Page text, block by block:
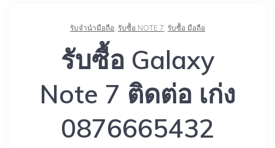
รับจำนำมือถือ, รับซื้อ NOTE 7, รับซื้อ มือถือ
รับซื้อ Galaxy
Note 7 ติดต่อ เก่ง
0876665432